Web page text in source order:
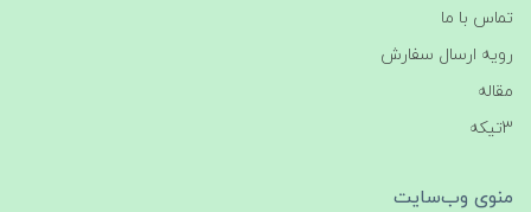
تماس با ما
رویه ارسال سفارش
مقاله
3تیکه
منوی وب‌سایت